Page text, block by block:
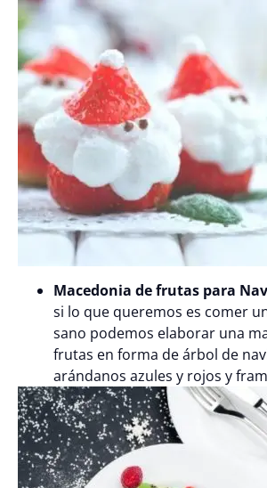
Macedonia de frutas para
si lo que queremos es comer
sano podemos elaborar una
frutas en forma de árbol de
arándanos azules y rojos y